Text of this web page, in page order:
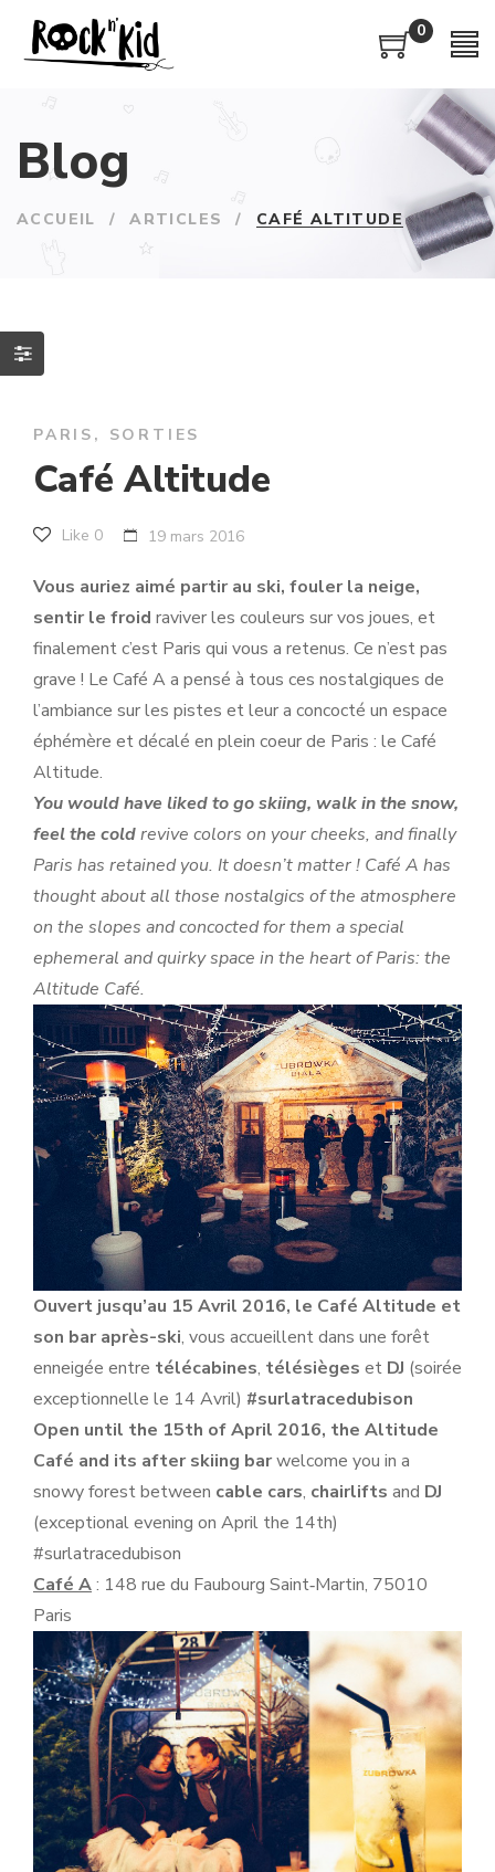
0
Blog
ACCUEIL / ARTICLES / CAFÉ ALTITUDE
PARIS , SORTIES
Café Altitude
Like 0 19 mars 2016
Vous auriez aimé partir au ski, fouler la neige,
sentir le froid raviver les couleurs sur vos joues, et
finalement c’est Paris qui vous a retenus. Ce n’est pas
grave ! Le Café A a pensé à tous ces nostalgiques de
l’ambiance sur les pistes et leur a concocté un espace
éphémère et décalé en plein coeur de Paris : le Café
Altitude.
You would have liked to go skiing, walk in the snow,
feel the coldrevive colors on your cheeks, and finally
Paris has retained you. It doesn’t matter ! Café A has
thought about all those nostalgics of the atmosphere
on the slopes and concocted for them a special
ephemeral and quirky space in the heart of Paris: the
Altitude Café.
Ouvert jusqu’au 15 Avril 2016, le Café Altitude et
son bar après-ski, vous accueillent dans une forêt
enneigée entre télécabines, télésièges et DJ (soirée
exceptionnelle le 14 Avril) #surlatracedubison
Open until the 15th of April 2016, the Altitude
Café and its after skiing barwelcome you in a
snowy forest between cable cars, chairlifts and DJ
(exceptional evening on April the 14th)
#surlatracedubison
Café A: 148 rue du Faubourg Saint­‐Martin, 75010
Paris